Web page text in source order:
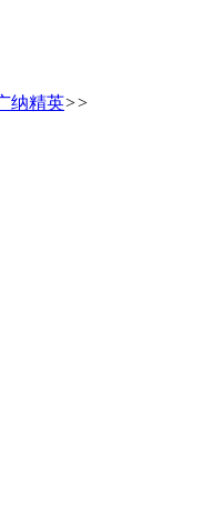
纳精英>>